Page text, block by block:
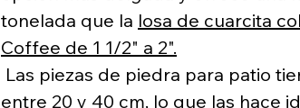
tonelada que la losa de cuarcita
Coffee de 1 1/2" a 2".
Las piezas de piedra para patio
entre 20 y 40 cm, lo que las hace